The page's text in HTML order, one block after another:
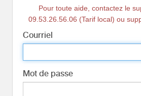
Pour toute aide, contactez le
09.53.26.56.06 (Tarif local) ou
Courriel
Mot de passe